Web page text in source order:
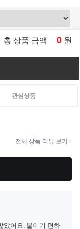
총 상품 금액 0 원
관심상품